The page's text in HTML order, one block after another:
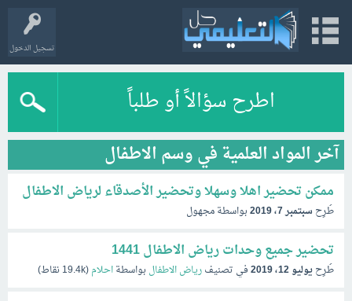
تسجيل الدخول
اطرح سؤالاً أو طلباً
آخر المواد العلمية في وسم الاطفال
ممكن تحضير اهلا وسهلا وتحضير الأصدقاء لرياض الاطفال
طُرِح سبتمبر 7، 2019 بواسطةمجهول
تحضير جميع وحدات رياض الاطفال 1441
طُرِحيوليو 12، 2019 في تصنيفرياض الاطفالبواسطةاحلام(
19.4kنقاط)